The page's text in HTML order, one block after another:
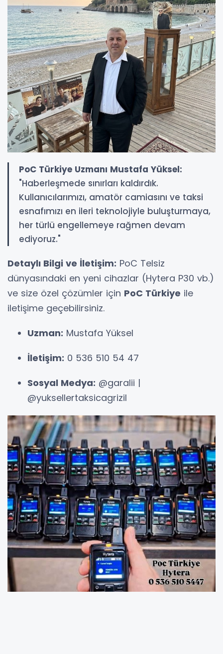
PoC Türkiye Uzmanı Mustafa Yüksel:
"Haberleşmede sınırları kaldırdık.
Kullanıcılarımızı, amatör camiasını ve taksi
esnafımızı en ileri teknolojiyle buluşturmaya,
her türlü engellemeye rağmen devam
ediyoruz."
Detaylı Bilgi ve İletişim: PoC Telsiz
dünyasındaki en yeni cihazlar (Hytera P30 vb.)
ve size özel çözümler için PoC Türkiye ile
iletişime geçebilirsiniz.
Uzman: Mustafa Yüksel
İletişim: 0 536 510 54 47
Sosyal Medya: @garalii |
@yuksellertaksicagrizil